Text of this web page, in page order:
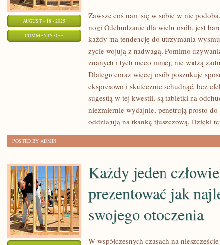
AUGUST - 18 - 2025
COMMENTS OFFON
NIE
PODOBA,
ZA
WYSOKI
NOS,
ZA
PRZYKRÓTKIE
NOGI
Zawsze coś nam się w sobie w nie
nogi Odchudzanie dla wielu osób, jest
każdy ma tendencję do utrzymania
życie wojują z nadwagą. Pomimo
znanych i tych nieco mniej, nie widzą
Dlatego coraz więcej osób poszukuje
ekspresowo i skutecznie schudnąć, bez
sugestią w tej kwestii, są tabletki na
niezmiernie wydajnie, penetrują prosto
oddziałują na tkankę tłuszczową. Dzięki
POSTED BY ADMIN
Każdy jeden
prezentować jak
swojego otoczenia
W współczesnych czasach na